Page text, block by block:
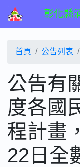
彰化縣
首頁 公告列表
公告有
度各國
程計畫
22日全